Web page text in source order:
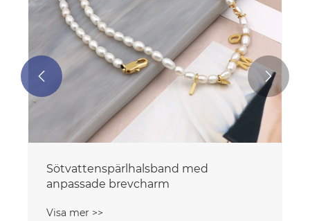
Sötvattenspärlhalsband med
anpassade brevcharm
Visa mer >>
 